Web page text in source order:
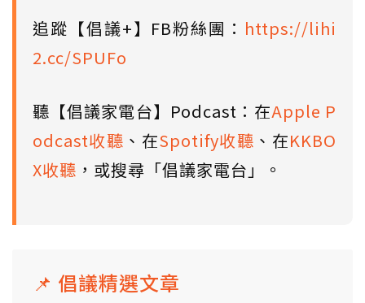
追蹤【倡議+】FB粉絲團： https://lihi
2.cc/SPUFo
聽【倡議家電台】Podcast：在Apple P
odcast收聽 、在Spotify收聽 、在KKBO
X收聽 ，或搜尋「倡議家電台」。
📌 倡議精選文章